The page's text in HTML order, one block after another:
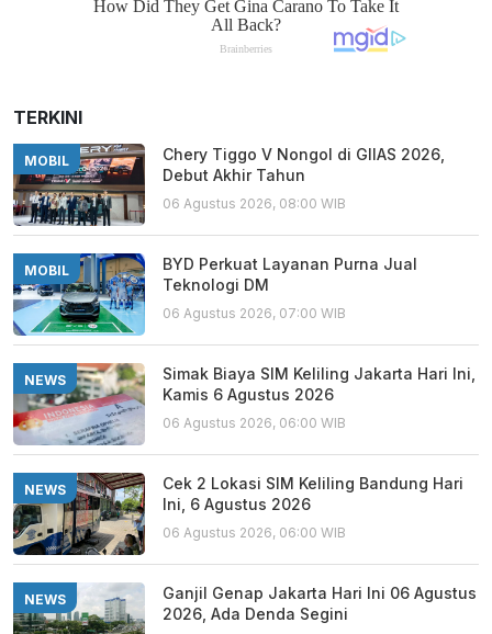
TERKINI
MOBIL
Chery Tiggo V Nongol di GIIAS 2026,
Debut Akhir Tahun
06 Agustus 2026, 08:00 WIB
MOBIL
BYD Perkuat Layanan Purna Jual
Teknologi DM
06 Agustus 2026, 07:00 WIB
NEWS
Simak Biaya SIM Keliling Jakarta Hari Ini,
Kamis 6 Agustus 2026
06 Agustus 2026, 06:00 WIB
NEWS
Cek 2 Lokasi SIM Keliling Bandung Hari
Ini, 6 Agustus 2026
06 Agustus 2026, 06:00 WIB
NEWS
Ganjil Genap Jakarta Hari Ini 06 Agustus
2026, Ada Denda Segini